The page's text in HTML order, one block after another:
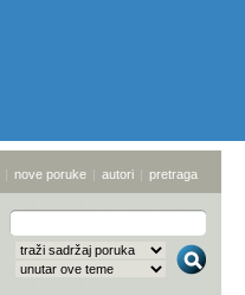
| nove poruke | autori | pretraga